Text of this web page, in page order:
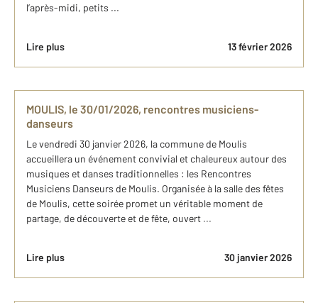
l’après-midi, petits ...
Lire plus 13 février 2026
MOULIS, le 30/01/2026, rencontres musiciens-
danseurs
Le vendredi 30 janvier 2026, la commune de Moulis
accueillera un événement convivial et chaleureux autour des
musiques et danses traditionnelles : les Rencontres
Musiciens Danseurs de Moulis. Organisée à la salle des fêtes
de Moulis, cette soirée promet un véritable moment de
partage, de découverte et de fête, ouvert ...
Lire plus 30 janvier 2026